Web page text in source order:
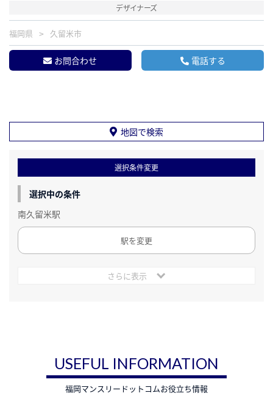
デザイナーズ
福岡県 久留米市
お問合わせ 電話する
地図で検索
選択条件変更
選択中の条件
南久留米駅
駅を変更
さらに表示
USEFUL INFORMATION
福岡マンスリードットコムお役立ち情報